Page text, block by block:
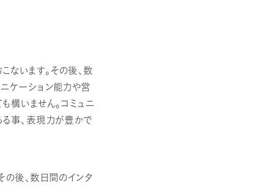
います。その後、数
ケーション能力や営
構いません。コミュニ
事、表現力が豊かで
後、数日間のインタ